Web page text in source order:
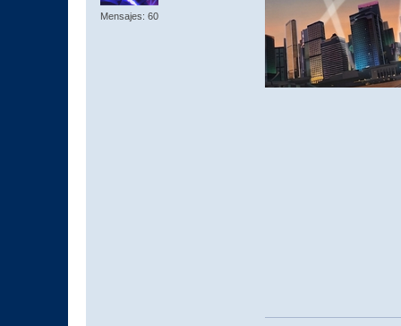
Mensajes: 60